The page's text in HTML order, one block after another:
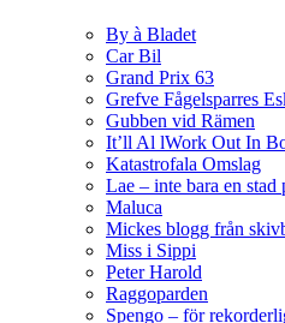
By à Bladet
Car Bil
Grand Prix 63
Grefve Fågelsparres
Gubben vid Rämen
It’ll Al lWork Out In
Katastrofala Omslag
Lae – inte bara en stad
Maluca
Mickes blogg från
Miss i Sippi
Peter Harold
Raggoparden
Spengo – för